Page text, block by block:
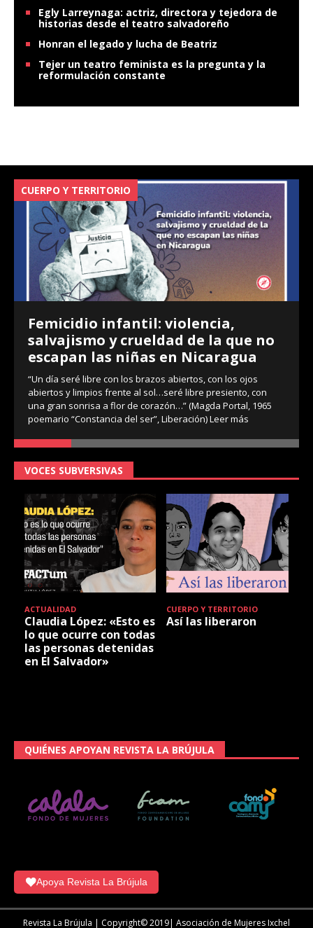
Egly Larreynaga: actriz, directora y tejedora de
historias desde el teatro salvadoreño
Honran el legado y lucha de Beatriz
Tejer un teatro feminista es la pregunta y la
reformulación constante
CUERPO Y TERRITORIO
Femicidio infantil: violencia,
salvajismo y crueldad de la que no
escapan las niñas en Nicaragua
“Un día seré libre con los brazos abiertos, con los ojos
abiertos y limpios frente al sol…seré libre presiento, con
una gran sonrisa a flor de corazón…” (Magda Portal, 1965
poemario “Constancia del ser”, Liberación)Leer más
VOCES SUBVERSIVAS
ACTUALIDAD
Claudia López: «Esto es
lo que ocurre con todas
las personas detenidas
en El Salvador»
CUERPO Y TERRITORIO
Así las liberaron
QUIÉNES APOYAN REVISTA LA BRÚJULA
Apoya Revista La Brújula
Revista La Brújula | Copyright© 2019| Asociación de Mujeres Ixchel